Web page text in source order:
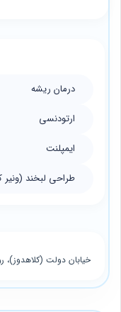
درمان ریشه
ارتودنسی
ایمپلنت
طراحی لبخند
خیابان دولت (کلاهدوز)، روبروی پمپ